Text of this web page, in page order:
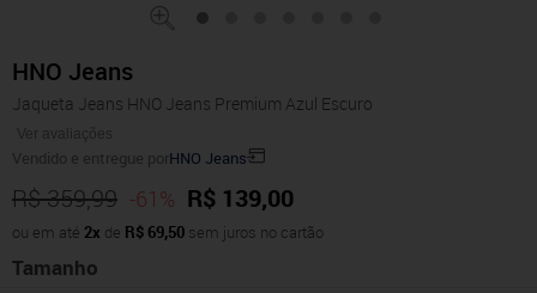
HNO Jeans
Jaqueta Jeans HNO Jeans Premium Azul Escuro
Ver avaliações
Vendido e entregue porHNO Jeans
R$ 359,99 -61% R$ 139,00
ou em até 2x de R$ 69,50 sem juros no cartão
Tamanho